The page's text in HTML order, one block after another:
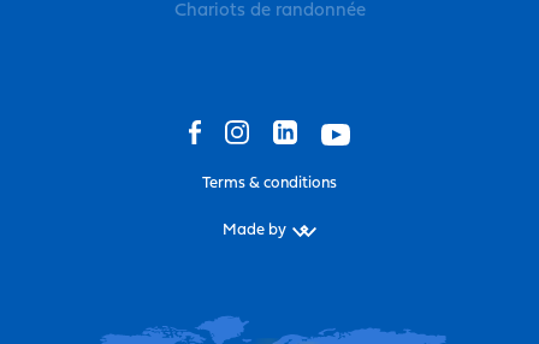
Chariots de randonnée
Terms & conditions
Made by